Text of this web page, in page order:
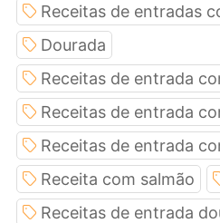
Receitas de entradas
Dourada
Receitas de entrada
Receitas de entrada
Receitas de entrada
Receita com salmão
Receitas de entrada